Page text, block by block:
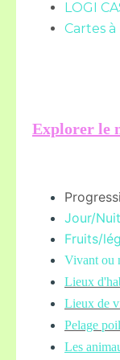
LOGI
Cartes
Explorer le
Jour/Nuit
Fruits/
Vivant ou
Lieux
Lieux de
Pelage
Les